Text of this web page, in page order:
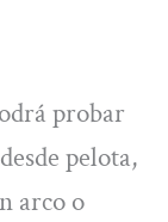
probar
pelota,
arco o